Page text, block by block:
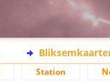
Station